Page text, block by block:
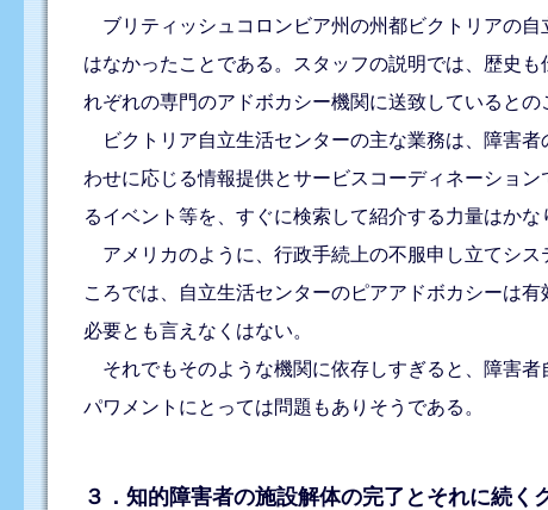
ブリティッシュコロンビア州の州都ビクトリアの
はなかったことである。スタッフの説明では、歴史
れぞれの専門のアドボカシー機関に送致しているとの
ビクトリア自立生活センターの主な業務は、障害
わせに応じる情報提供とサービスコーディネーショ
るイベント等を、すぐに検索して紹介する力量はかな
アメリカのように、行政手続上の不服申し立てシス
ころでは、自立生活センターのピアアドボカシーは
必要とも言えなくはない。
それでもそのような機関に依存しすぎると、障害
パワメントにとっては問題もありそうである。
３．知的障害者の施設解体の完了とそれに続く